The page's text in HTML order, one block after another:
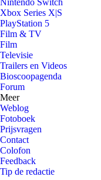
Nintendo Switch
Xbox Series X|S
PlayStation 5
Film & TV
Film
Televisie
Trailers en Videos
Bioscoopagenda
Forum
Meer
Weblog
Fotoboek
Prijsvragen
Contact
Colofon
Feedback
Tip de redactie